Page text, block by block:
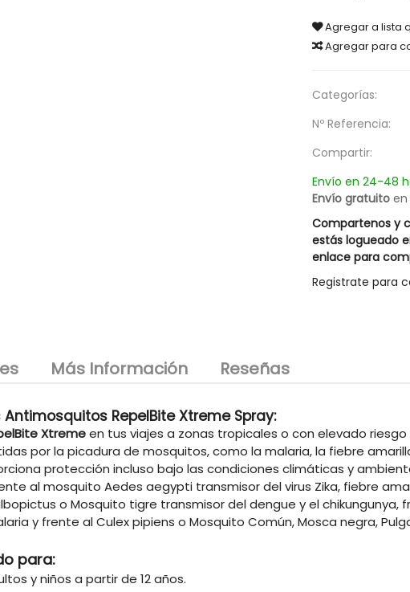
Agregar a lista
Agregar para
Categorías:
Nº Referencia:
Compartir:
Envío en 24-48
Envío gratuito en
Compartenos y
estás logueado
enlace para
Registrate para
Más Información Reseñas
Antimosquitos RepelBite Xtreme Spray:
Xtremeen tus viajes a zonas tropicales o con elevado
por la picadura de mosquitos, como la malaria, la fiebre
protección incluso bajo las condiciones climáticas y
al mosquito Aedes aegypti transmisor del virus Zika, fiebre
o Mosquito tigre transmisor del dengue y el
y frente al Culex pipiens o Mosquito Común, Mosca negra,
para:
y niños a partir de 12 años.